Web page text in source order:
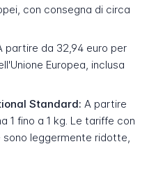
con consegna di circa
partire da 32,94 euro per
Europea, inclusa
Standard: A partire
1 fino a 1 kg. Le tariffe con
leggermente ridotte,